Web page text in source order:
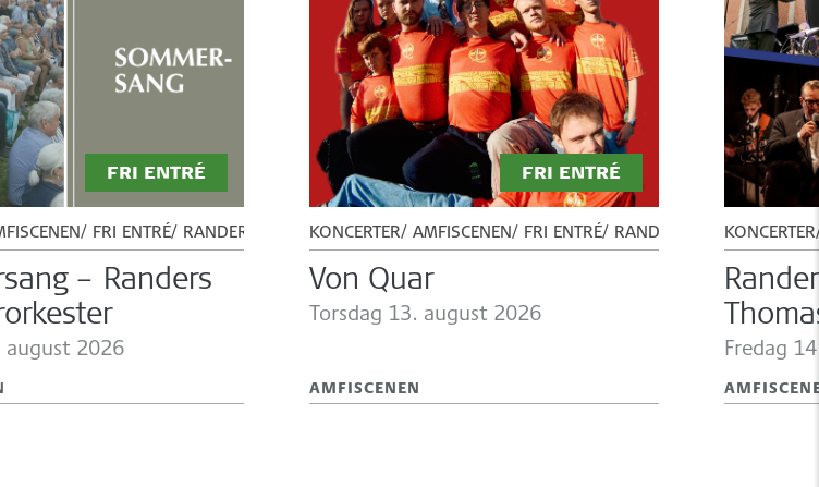
FRI ENTRÉ
FRI ENTRÉ RANDERS FESTUGE
– Randers
august 2026
FRI ENTRÉ
KONCERTER AMFISCENEN FRI ENTRÉ RANDERS FESTUGE
Von Quar
Torsdag 13. august 2026
AMFISCENEN
KONCERTER
Fredag